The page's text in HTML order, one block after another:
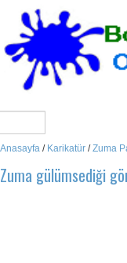
Anasayfa / Karikatür /Zuma
Zuma gülümsediği